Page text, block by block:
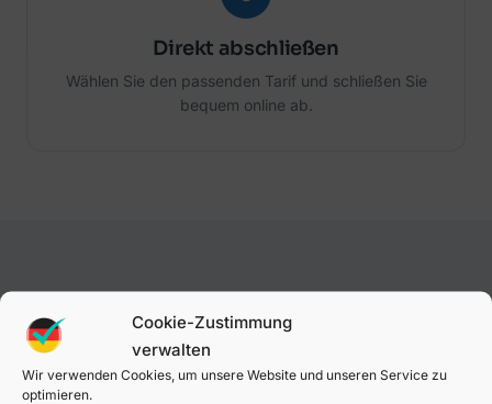
Cookie-Zustimmung
verwalten
Wir verwenden Cookies, um unsere Website und unseren Service zu
optimieren.
Direkt abschließen
Wählen Sie den passenden Tarif und schließen Sie
bequem online ab.
Unabhängig, transparent und auf Deutschland
zugeschnitten.